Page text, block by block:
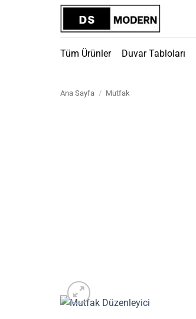
Tüm Ürünler Duvar Tabloları
Ana Sayfa / Mutfak